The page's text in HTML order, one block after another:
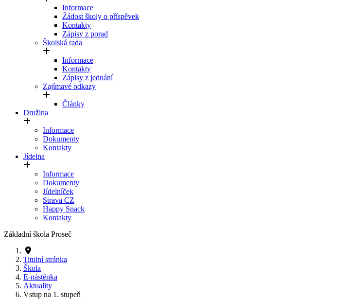
Informace
Žádost školy o příspěvek
Kontakty
Zápisy z porad
Školská rada
Informace
Kontakty
Zápisy z jednání
Zajímavé odkazy
Články
Družina
Informace
Dokumenty
Kontakty
Jídelna
Informace
Dokumenty
Jídelníček
Strava CZ
Happy Snack
Kontakty
Základní škola Proseč
Titulní stránka
Škola
E-nástěnka
Aktuality
Vstup na 1. stupeň